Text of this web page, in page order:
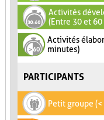
Activités
(Entre 30 et
Activités
minutes)
PARTICIPANTS
Petit groupe (<